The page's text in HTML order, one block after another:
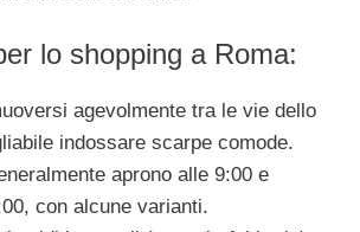
lo shopping a Roma:
agevolmente tra le vie dello
indossare scarpe comode.
aprono alle 9:00 e
con alcune varianti.